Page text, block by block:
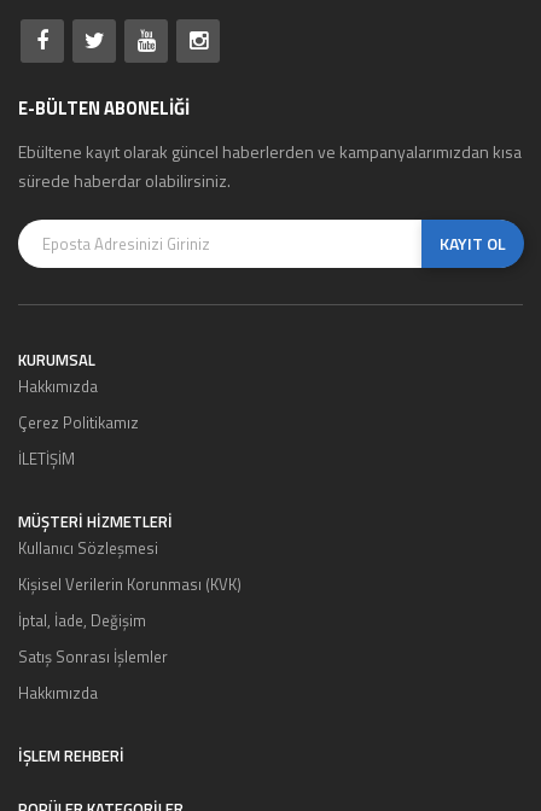
E-BÜLTEN ABONELİĞİ
Ebültene kayıt olarak güncel haberlerden ve kampanyalarımızdan kısa
sürede haberdar olabilirsiniz.
KAYIT OL
KURUMSAL
Hakkımızda
Çerez Politikamız
İLETİŞİM
MÜŞTERI HIZMETLERI
Kullanıcı Sözleşmesi
Kişisel Verilerin Korunması (KVK)
İptal, İade, Değişim
Satış Sonrası İşlemler
Hakkımızda
İŞLEM REHBERİ